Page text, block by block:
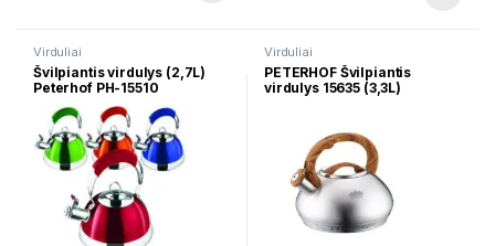
Virduliai
Švilpiantis virdulys (2,7L)
Peterhof PH-15510
Virduliai
PETERHOF Švilpiantis
virdulys 15635 (3,3L)